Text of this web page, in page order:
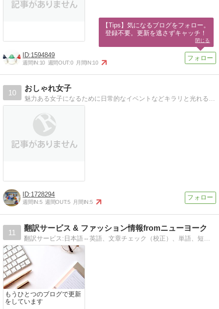
1594849
週間IN:10 週間OUT:0 月間IN:10
10
おしゃれ女子
魅力ある女子になるために日常的なイベントなどキラリと光れるようにいろんなものをご紹介。おしゃれママにも必見です。
1728294
週間IN:5 週間OUT:5 月間IN:5
11
翻訳サービス & ファッション情報fromニューヨーク
翻訳サービス:日本語⇔英語、文章チェック（校正）、単語、短文でも翻訳します!またニューヨークからのファッション&スタイル情報を中心に一部翻訳して紹介
もうひとつのブログで更新
をしています
【Tips】気になるブログをフォロー。
登録不要。更新を逃さずキャッチ！
閉じる